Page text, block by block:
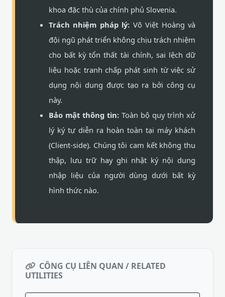
khoa đặc thù của chính phủ Slovenia.
Trách nhiệm pháp lý: Võ Việt Hoàng và
đội ngũ phát triển không chịu trách nhiệm
cho bất kỳ tổn thất tài chính, sai lệch dữ
liệu hoặc tranh chấp phát sinh từ việc sử
dụng nội dung được tạo ra bởi công cụ
này.
Bảo mật thông tin: Toàn bộ quy trình xử
lý ký tự diễn ra hoàn toàn tại máy khách
(Client-side). Chúng tôi cam kết không thu
thập, lưu trữ hay ghi nhật ký nội dung
nhập liệu của người dùng dưới bất kỳ
hình thức nào.
CÔNG CỤ LIÊN QUAN / RELATED
UTILITIES